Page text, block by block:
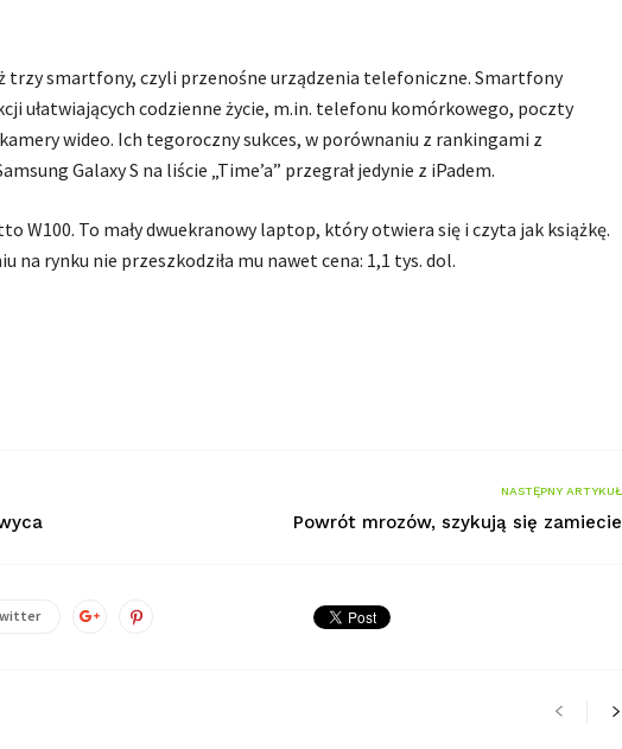
trzy smartfony, czyli przenośne urządzenia telefoniczne. Smartfony
ułatwiających codzienne życie, m.in. telefonu komórkowego, poczty
wideo. Ich tegoroczny sukces, w porównaniu z rankingami z
Galaxy S na liście „Time’a” przegrał jedynie z iPadem.
W100. To mały dwuekranowy laptop, który otwiera się i czyta jak książkę.
na rynku nie przeszkodziła mu nawet cena: 1,1 tys. dol.
NASTĘPNY ARTYKUŁ
Powrót mrozów, szykują się zamiecie